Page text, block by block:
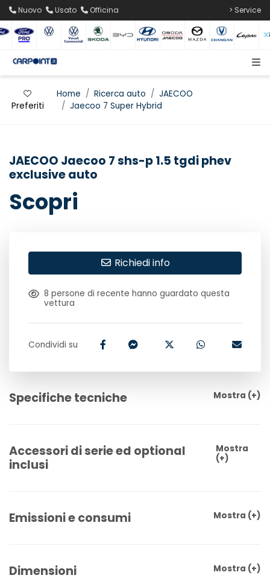
Nuovo Usato Officina > Service
Preferiti
Home Ricerca auto
JAECOO
Jaecoo 7 Super Hybrid
JAECOO Jaecoo 7 shs-p 1.5 tgdi phev
exclusive auto
Scopri
Richiedi info
8 persone di recente hanno guardato questa
vettura
Condividi su
Specifiche tecniche Mostra (+)
Accessori di serie ed optional
inclusi
Mostra
(+)
Emissioni e consumi Mostra (+)
Dimensioni Mostra (+)